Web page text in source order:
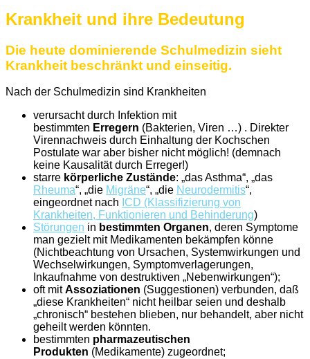
Krankheit und ihre Bedeutung
Die heute dominierende Schulmedizin sieht
Krankheit beschränkt und einseitig.
Nach der Schulmedizin sind Krankheiten
verursacht durch Infektion mit
bestimmten Erregern (Bakterien, Viren …) . Direkter
Virennachweis durch Einhaltung der Kochschen
Postulate war aber bisher nicht möglich! (demnach
keine Kausalität durch Erreger!)
starre körperliche Zustände: „das Asthma“, „das
Rheuma“, „die Migräne“, „die Neurodermitis“,
eingeordnet nach ICD (Klassifizierung von
Krankheiten, Funktionieren und Behinderung)
Störungen in bestimmten Organen, deren Symptome
man gezielt mit Medikamenten bekämpfen könne
(Nichtbeachtung von Ursachen, Systemwirkungen und
Wechselwirkungen, Symptomverlagerungen,
Inkaufnahme von destruktiven „Nebenwirkungen“);
oft mitAssoziationen (Suggestionen) verbunden, daß
„diese Krankheiten“ nicht heilbar seien und deshalb
„chronisch“ bestehen blieben, nur behandelt, aber nicht
geheilt werden könnten.
bestimmten pharmazeutischen
Produkten (Medikamente) zugeordnet;